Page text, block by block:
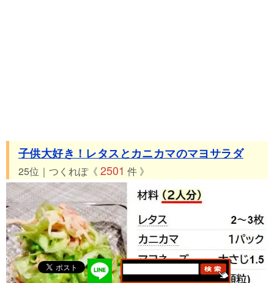
子供大好き！レタスとカニカマのマヨサラダ
25位｜つくれぽ《 2501 件 》